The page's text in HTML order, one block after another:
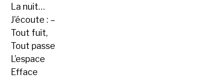
La nuit…
J’écoute : –
Tout fuit,
Tout passe
L’espace
Efface